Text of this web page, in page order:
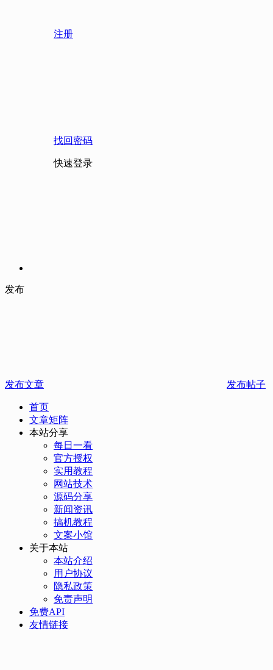
注册
找回密码
快速登录
发布
发布文章 发布帖子
首页
文章矩阵
本站分享
每日一看
官方授权
实用教程
网站技术
源码分享
新闻资讯
搞机教程
文案小馆
关于本站
本站介绍
用户协议
隐私政策
免责声明
免费API
友情链接